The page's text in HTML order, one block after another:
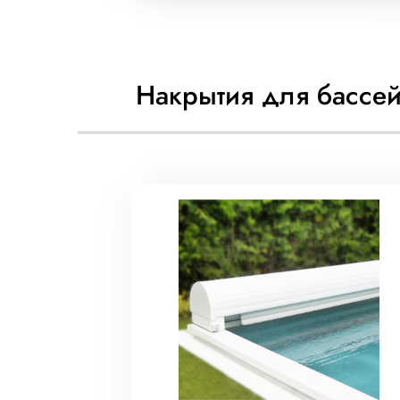
Накрытия для